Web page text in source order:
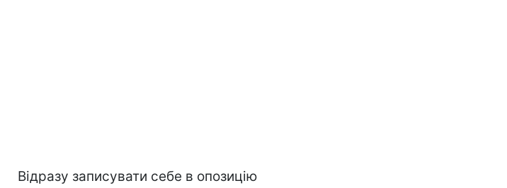
Відразу записувати себе в опозицію